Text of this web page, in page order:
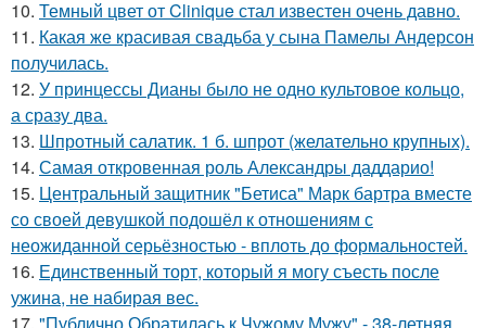
10. Темный цвет от Clinique стал известен очень давно.
11. Какая же красивая свадьба у сына Памелы Андерсон
получилась.
12. У принцессы Дианы было не одно культовое кольцо,
а сразу два.
13. Шпротный салатик. 1 б. шпрот (желательно крупных).
14. Самая откровенная роль Александры даддарио!
15. Центральный защитник "Бетиса" Марк бартра вместе
со своей девушкой подошёл к отношениям с
неожиданной серьёзностью - вплоть до формальностей.
16. Единственный торт, который я могу съесть после
ужина, не набирая вес.